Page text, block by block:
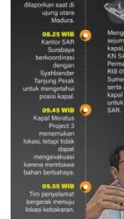
Evakuasi
Mutiara
3 Agustus 2026